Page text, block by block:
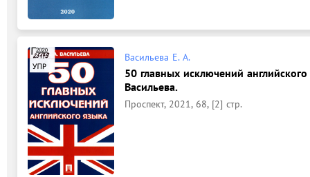
Васильева Е. А.
50 главных исключений
Васильева.
Проспект, 2021, 68, [2] стр.